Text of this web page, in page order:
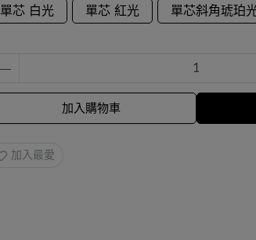
單芯 白光
單芯 紅光 單芯斜角琥珀
加入購物車
加入最愛